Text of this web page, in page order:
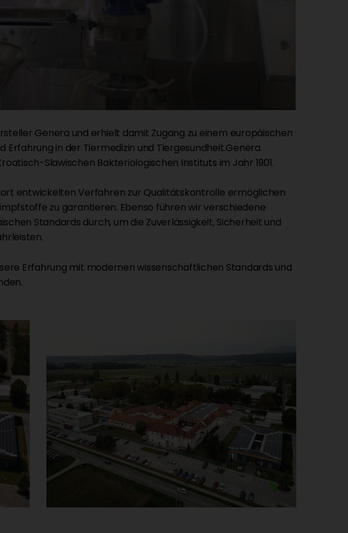
Genera und erhielt damit Zugang zu einem europäischen
in der Tiermedizin und Tiergesundheit.Genera
Slawischen Bakteriologischen Instituts im Jahr 1901.
entwickelten Verfahren zur Qualitätskontrolle ermöglichen
zu garantieren. Ebenso führen wir verschiedene
Standards durch, um die Zuverlässigkeit, Sicherheit und
Erfahrung mit modernen wissenschaftlichen Standards und